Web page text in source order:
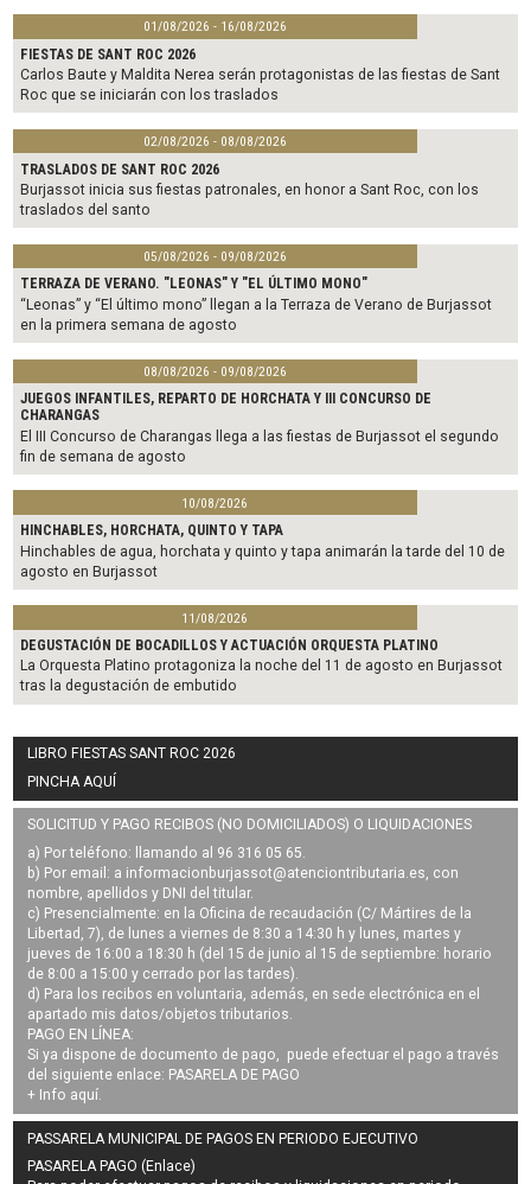
01/08/2026 - 16/08/2026
FIESTAS DE SANT ROC 2026
Carlos Baute y Maldita Nerea serán protagonistas de las fiestas de Sant
Roc que se iniciarán con los traslados
02/08/2026 - 08/08/2026
TRASLADOS DE SANT ROC 2026
Burjassot inicia sus fiestas patronales, en honor a Sant Roc, con los
traslados del santo
05/08/2026 - 09/08/2026
TERRAZA DE VERANO. "LEONAS" Y "EL ÚLTIMO MONO"
“Leonas” y “El último mono” llegan a la Terraza de Verano de Burjassot
en la primera semana de agosto
08/08/2026 - 09/08/2026
JUEGOS INFANTILES, REPARTO DE HORCHATA Y III CONCURSO DE
CHARANGAS
El III Concurso de Charangas llega a las fiestas de Burjassot el segundo
fin de semana de agosto
10/08/2026
HINCHABLES, HORCHATA, QUINTO Y TAPA
Hinchables de agua, horchata y quinto y tapa animarán la tarde del 10 de
agosto en Burjassot
11/08/2026
DEGUSTACIÓN DE BOCADILLOS Y ACTUACIÓN ORQUESTA PLATINO
La Orquesta Platino protagoniza la noche del 11 de agosto en Burjassot
tras la degustación de embutido
LIBRO FIESTAS SANT ROC 2026
PINCHA AQUÍ
SOLICITUD Y PAGO RECIBOS (NO DOMICILIADOS) O LIQUIDACIONES
a) Por teléfono: llamando al 96 316 05 65.
b) Por email: a informacionburjassot@atenciontributaria.es, con
nombre, apellidos y DNI del titular.
c) Presencialmente: en la Oficina de recaudación (C/ Mártires de la
Libertad, 7), de lunes a viernes de 8:30 a 14:30 h y lunes, martes y
jueves de 16:00 a 18:30 h (del 15 de junio al 15 de septiembre: horario
de 8:00 a 15:00 y cerrado por las tardes).
d) Para los recibos en voluntaria, además, en sede electrónica en el
apartado mis datos/objetos tributarios.
PAGO EN LÍNEA:
Si ya dispone de documento de pago, puede efectuar el pago a través
del siguiente enlace: PASARELA DE PAGO
+ Info aquí.
PASSARELA MUNICIPAL DE PAGOS EN PERIODO EJECUTIVO
PASARELA PAGO (Enlace)